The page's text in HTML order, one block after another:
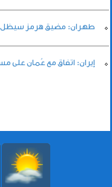
طهران: مضيق هرمز سيظل
إيران: اتفاق مع عُمان على